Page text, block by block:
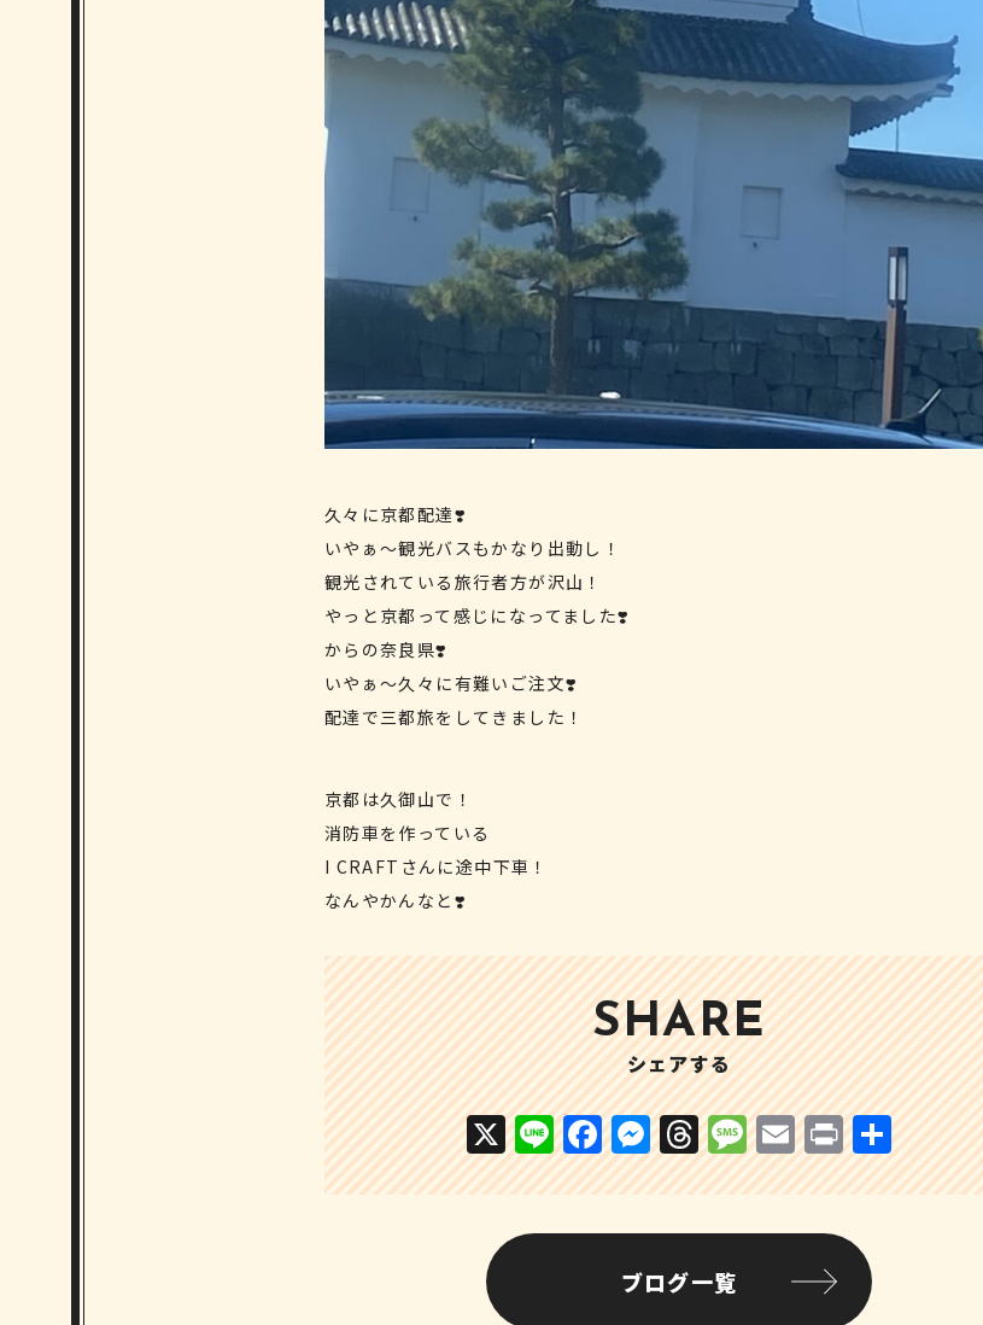
久々に京都配達❣️
いやぁ〜観光バスもかなり出動し！
観光されている旅行者方が沢山！
やっと京都って感じになってました❣️
からの奈良県❣️
いやぁ〜久々に有難いご注文❣️
配達で三都旅をしてきました！
京都は久御山で！
消防車を作っている
I CRAFTさんに途中下車！
なんやかんなと❣️
SHARE
シェアする
X Li
n
e
F
a
c
e
b
M
e
s
s
e
T
h
r
e
a
M
e
s
s
E
m
ai
l
P
ri
n
t
共
有
ブログ一覧